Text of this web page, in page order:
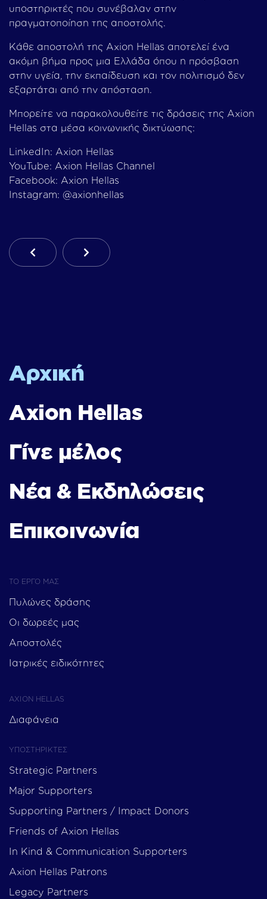
υποστηρικτές που συνέβαλαν στην
πραγματοποίηση της αποστολής.
Κάθε αποστολή της Axion Hellas αποτελεί ένα
ακόμη βήμα προς μια Ελλάδα όπου η πρόσβαση
στην υγεία, την εκπαίδευση και τον πολιτισμό δεν
εξαρτάται από την απόσταση.
Μπορείτε να παρακολουθείτε τις δράσεις της Axion
Hellas στα μέσα κοινωνικής δικτύωσης:
LinkedIn: Axion Hellas
YouTube: Axion Hellas Channel
Facebook: Axion Hellas
Instagram: @axionhellas
Προηγούμενο Άρθρο: Παράδοση Νέου Ιατρικού
Επόμενο Άρθρο: Η Axion Hellas Στο
Αρχική
Axion Hellas
Γίνε μέλος
Νέα & Εκδηλώσεις
Επικοινωνία
ΤΟ ΕΡΓΟ ΜΑΣ
Πυλώνες δράσης
Οι δωρεές μας
Αποστολές
Ιατρικές ειδικότητες
AXION HELLAS
Διαφάνεια
ΥΠΟΣΤΗΡΙΚΤΕΣ
Strategic Partners
Major Supporters
Supporting Partners / Impact Donors
Friends of Axion Hellas
In Kind & Communication Supporters
Axion Hellas Patrons
Legacy Partners